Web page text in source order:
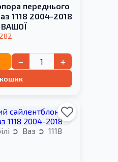
переднього
1118 2004-2018
ВАШОЇ
− +
Ваз
1118